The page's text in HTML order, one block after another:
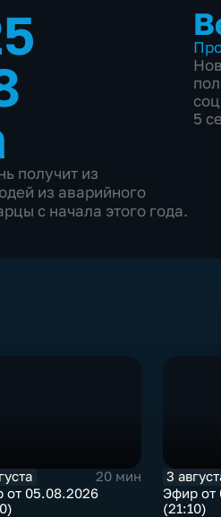
получит из
из аварийного
с начала этого года.
5
20 мин
от 05.08.2026
3
Эфир от
(21:10)